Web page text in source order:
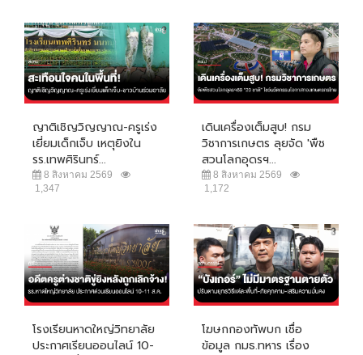
ญาติเชิญวิญญาณ-ครูเร่ง
เยี่ยมเด็กเจ็บ เหตุยิงใน
รร.เทพศิรินทร์...
8 สิงหาคม 2569
1,347
เดินเครื่องเต็มสูบ! กรม
วิชาการเกษตร ลุยจัด 'พืช
สวนโลกอุดรฯ...
8 สิงหาคม 2569
1,172
โรงเรียนหาดใหญ่วิทยาลัย
ประกาศเรียนออนไลน์ 10-
โฆษกกองทัพบก เชื่อ
ข้อมูล กมธ.ทหาร เรื่อง